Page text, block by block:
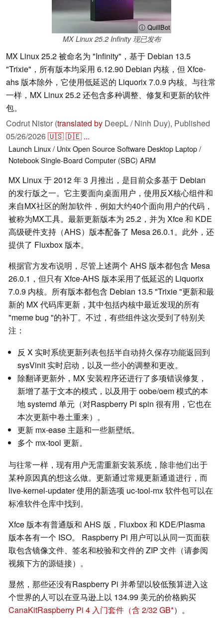
ⓘ QuillBot
MX Linux 25.2 Infinity 现已发布
MX Linux 25.2 被命名为 "Infinity"，基于 Debian 13.5
"Trixie"，所有版本均采用 6.12.90 Debian 内核，但 Xfce-
ahs 版本除外，它使用低延迟的 Liquorix 7.0.9 内核。与往常
一样，MX Linux 25.2 还包含多种调整、修复和更新的软件
包。
Codrut Nistor (translated by DeepL / Ninh Duy), Published
05/26/2026🇺🇸🇩🇪 ...
Launch Linux / UnixOpen SourceSoftware Desktop Laptop /
NotebookSingle-Board Computer (SBC) ARM
MX Linux 于 2012 年 3 月推出，是目前众多基于 Debian
的发行版之一。它主要面向桌面用户，使用反X核心组件和
来自MX社区的附加软件，例如大约40个面向用户的代码，
被称为MX工具。最新更新版本为 25.2，并为 Xfce 和 KDE
高级硬件支持（AHS）版本配备了 Mesa 26.0.1。此外，还
提供了 Fluxbox 版本。
根据官方发布说明，尽管上述两个 AHS 版本都包含 Mesa
26.0.1，但只有 Xfce-AHS 版本采用了低延迟的 Liquorix
7.0.9 内核。所有版本都包含 Debian 13.5 "Trixie "更新和最
新的 MX 代码库更新，其中包括内核中最近发现的所有
"meme bug "的补丁。不过，有些组件这次受到了特别关
注：
反 X 实时系统更新列表包括半自动持久保存功能返回到
sysVinit 实时启动，以及一些小的调整和更改。
除翻译更新外，MX 安装程序还进行了多项错误修复，
新增了基于文本的模式，以及用于 oobe/oem 模式的本
地 systemd 单元（对Raspberry Pi spin 很有用，它也在
本次更新中卷土重来）。
更新 mx-ease 主题和一些新壁纸。
多个 mx-tool 更新。
与往常一样，现有用户无需重新安装系统，除非他们出于
某种原因真的想这么做。更新通过常规更新通道进行，而
live-kernel-updater 使用的新选项 uc-tool-mx 软件包可以在
标准软件仓库中找到。
Xfce 版本有普通版和 AHS 版，Fluxbox 和 KDE/Plasma
版本各有一个 ISO。 Raspberry Pi 用户可以从同一页面获
取包含镜像文件、签名和校验和文件的 ZIP 文件（请参阅
视频下方的源链接）。
显然，那些还没有Raspberry Pi 并希望以较低预算进入这
个世界的人可以在亚马逊上以 134.99 美元的价格购买
CanaKitRaspberry Pi 4 入门套件（含 2/32 GB ）。